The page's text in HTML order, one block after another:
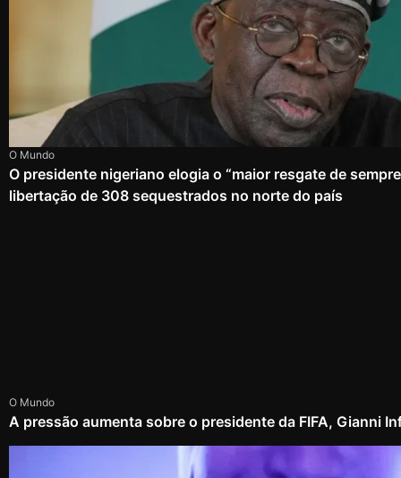
O Mundo
O presidente nigeriano elogia o “maior resgate de
libertação de 308 sequestrados no norte do país
O Mundo
A pressão aumenta sobre o presidente da FIFA, Gianni